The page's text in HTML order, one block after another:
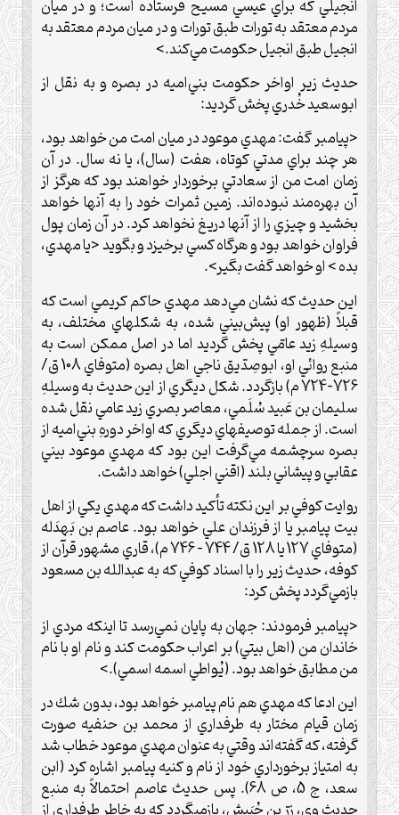
انجيلي كه براي عيسي مسيح فرستاده است؛ و در ميان
مردم معتقد به تورات طبق تورات و در ميان مردم معتقد به
انجيل طبق انجيل حكومت مي‌كند.>
حديث زير اواخر حكومت بني‌اميه در بصره و به نقل از
ابوسعيد خُدري پخش گرديد:
<پيامبر گفت: مهدي موعود در ميان امت من خواهد بود،
هر چند براي مدتي كوتاه، هفت (سال)، يا نه سال. در آن
زمان امت من از سعادتي برخوردار خواهند بود كه هرگز از
آن بهره‌مند نبوده‌اند. زمين ثمرات خود را به آنها خواهد
بخشيد و چيزي را از آنها دريغ نخواهد كرد. در آن زمان پول
فراوان خواهد بود و هرگاه كسي برخيزد و بگويد <يا مهدي،
بده > او خواهد گفت بگير>.
اين حديث كه نشان مي‌دهد مهدي حاكم كريمي است كه
قبلاً (ظهور او) پيش‌بيني شده، به شكلهاي مختلف، به
وسيلهِ زيد عامّي پخش گرديد اما در اصل ممكن است به
منبع روائي او، ابوصِدّيق ناجي اهل بصره (متوفاي 108 ق/
726-724 م) بازگردد. شكل ديگري از اين حديث به وسيلهِ
سليمان بن عَبيد سُلَمي، معاصر بصري زيد عامي نقل شده
است. از جمله توصيفهاي ديگري كه اواخر دورهِ بني‌اميه از
بصره سرچشمه مي‌گرفت اين بود كه مهدي موعود بيني
عقابي و پيشاني بلند (اقني اجلي) خواهد داشت.
روايت كوفي بر اين نكته تأكيد داشت كه مهدي يكي از اهل
بيت پيامبر يا از فرزندان علي خواهد بود. عاصم بن بَهدَله
(متوفاي 127 يا 128 ق/ 744 – 746 م)، قاري مشهور قرآن از
كوفه، حديث زير را با اسناد كوفي كه به عبدالله بن مسعود
بازمي‌گردد پخش كرد:
<پيامبر فرمودند: جهان به پايان نمي‌رسد تا اينكه مردي از
خاندان من (اهل بيتي) بر اعراب حكومت كند و نام او با نام
من مطابق خواهد بود. (يُواطي اسمه اسمي).>
اين ادعا كه مهدي هم نام پيامبر خواهد بود، بدون شك در
زمان قيام مختار به طرفداري از محمد بن حنفيه صورت
گرفته، كه گفته‌اند وقتي به عنوان مهدي موعود خطاب شد
به امتياز برخورداري خود از نام و كنيه پيامبر اشاره كرد (ابن
سعد، ج 5، ص 68). پس حديث عاصم احتمالاً به منبع